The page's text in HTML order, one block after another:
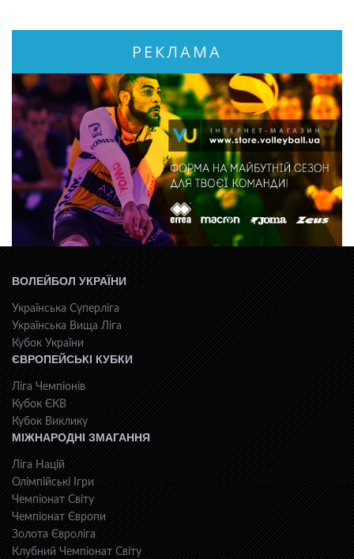
РЕКЛАМА
ВОЛЕЙБОЛ УКРАЇНИ
Українська Суперліга
Українська Вища Ліга
Кубок України
ЄВРОПЕЙСЬКІ КУБКИ
Ліга Чемпіонів
Кубок ЄКВ
Кубок Виклику
МІЖНАРОДНІ ЗМАГАННЯ
Ліга Націй
Олімпійські Ігри
Чемпіонат Світу
Чемпіонат Європи
Золота Євроліга
Клубний Чемпіонат Світу